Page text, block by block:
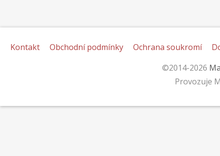
Kontakt Obchodní podmínky Ochrana soukromí
©2014-2026
Provozuje